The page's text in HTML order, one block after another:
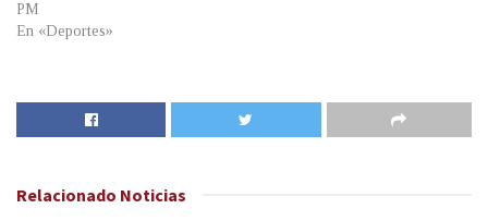
PM
En «Deportes»
Relacionado Noticias